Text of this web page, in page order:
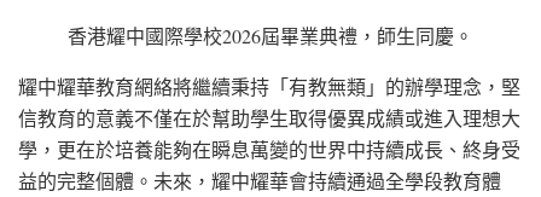
香港耀中國際學校2026屆畢業典禮，師生同慶。
耀中耀華教育網絡將繼續秉持「有教無類」的辦學理念，堅
信教育的意義不僅在於幫助學生取得優異成績或進入理想大
學，更在於培養能夠在瞬息萬變的世界中持續成長、終身受
益的完整個體。未來，耀中耀華會持續通過全學段教育體